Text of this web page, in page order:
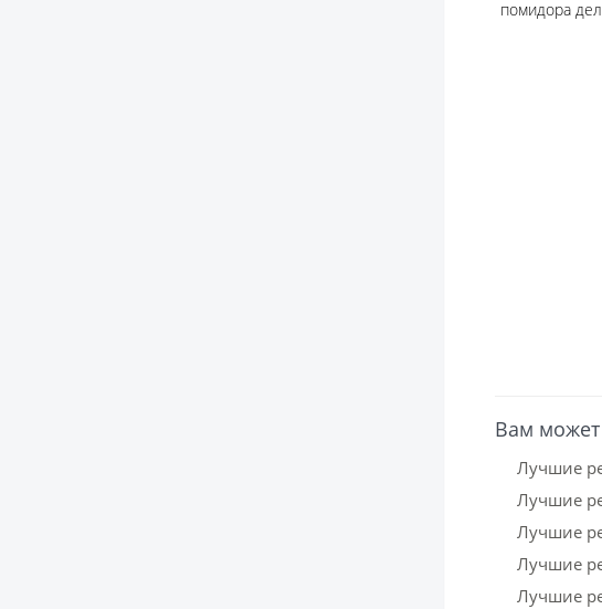
помидора
Вам может
Лучшие
Лучшие
Лучшие
Лучшие
Лучшие